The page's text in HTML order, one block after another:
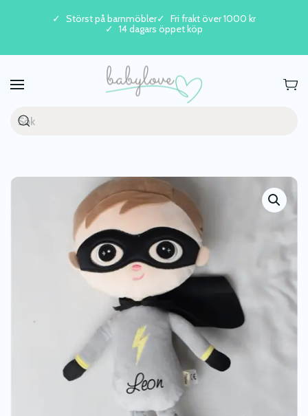
Skip to main content
Störst på barnmöbler
Fri frakt över 1000 kr
14 dagars öppet köp